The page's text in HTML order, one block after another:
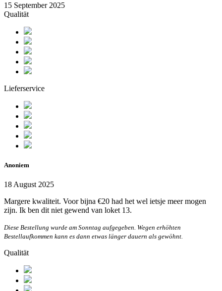
15 September 2025
Qualität
Lieferservice
Anoniem
18 August 2025
Margere kwaliteit. Voor bijna €20 had het wel ietsje meer mogen
zijn. Ik ben dit niet gewend van loket 13.
Diese Bestellung wurde am Sonntag aufgegeben. Wegen erhöhten
Bestellaufkommen kann es dann etwas länger dauern als gewöhnt.
Qualität